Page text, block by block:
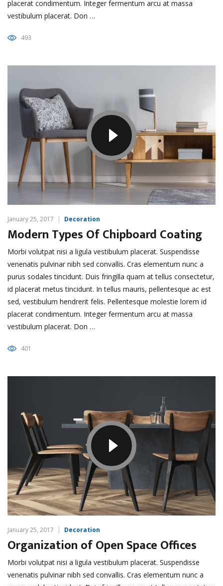
placerat condimentum. Integer fermentum arcu at massa
vestibulum placerat. Don …
493
January 25, 2017 Decoration
Modern Types Of Chipboard Coating
Morbi volutpat nisi a ligula vestibulum placerat. Suspendisse
venenatis pulvinar nibh sed convallis. Cras elementum nunc a
purus sodales tincidunt. Duis fringilla quam at tellus consectetur,
id placerat metus tincidunt. In tellus mauris, pellentesque ac est
sed, vestibulum hendrerit felis. Pellentesque molestie lorem id
placerat condimentum. Integer fermentum arcu at massa
vestibulum placerat. Don …
401
January 25, 2017 Decoration
Organization of Open Space Offices
Morbi volutpat nisi a ligula vestibulum placerat. Suspendisse
venenatis pulvinar nibh sed convallis. Cras elementum nunc a